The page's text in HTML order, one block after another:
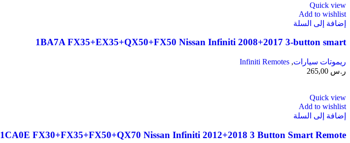
Quick view
Add to wishlist
إضافة إلى السلة
1BA7A FX35+EX35+QX50+FX50 Nissan Infiniti 2008+2017 3-button smart
ريموتات سيارات,
Infiniti Remotes
ر.س
Quick view
Add to wishlist
إضافة إلى السلة
1CA0E FX30+FX35+FX50+QX70 Nissan Infiniti 2012+2018 3 Button Smart Remote